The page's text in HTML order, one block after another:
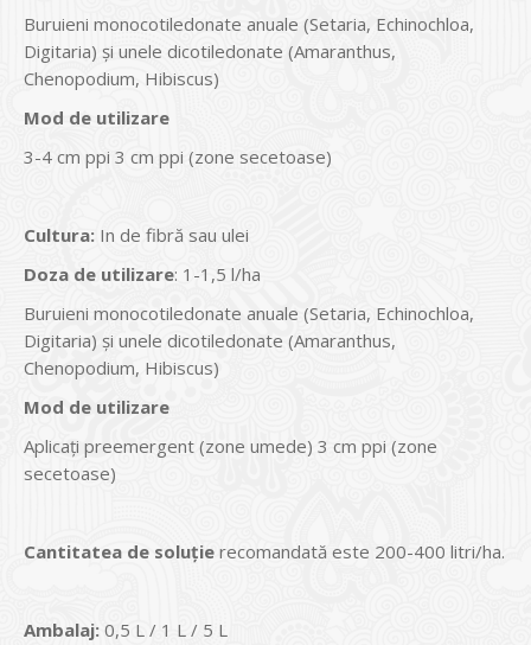
Buruieni monocotiledonate anuale (Setaria, Echinochloa,
Digitaria) și unele dicotiledonate (Amaranthus,
Chenopodium, Hibiscus)
Mod de utilizare
3-4 cm ppi 3 cm ppi (zone secetoase)
Cultura: In de fibră sau ulei
Doza de utilizare: 1-1,5 l/ha
Buruieni monocotiledonate anuale (Setaria, Echinochloa,
Digitaria) și unele dicotiledonate (Amaranthus,
Chenopodium, Hibiscus)
Mod de utilizare
Aplicaţi preemergent (zone umede) 3 cm ppi (zone
secetoase)
Cantitatea de soluţie recomandată este 200-400 litri/ha.
Ambalaj: 0,5 L / 1 L / 5 L